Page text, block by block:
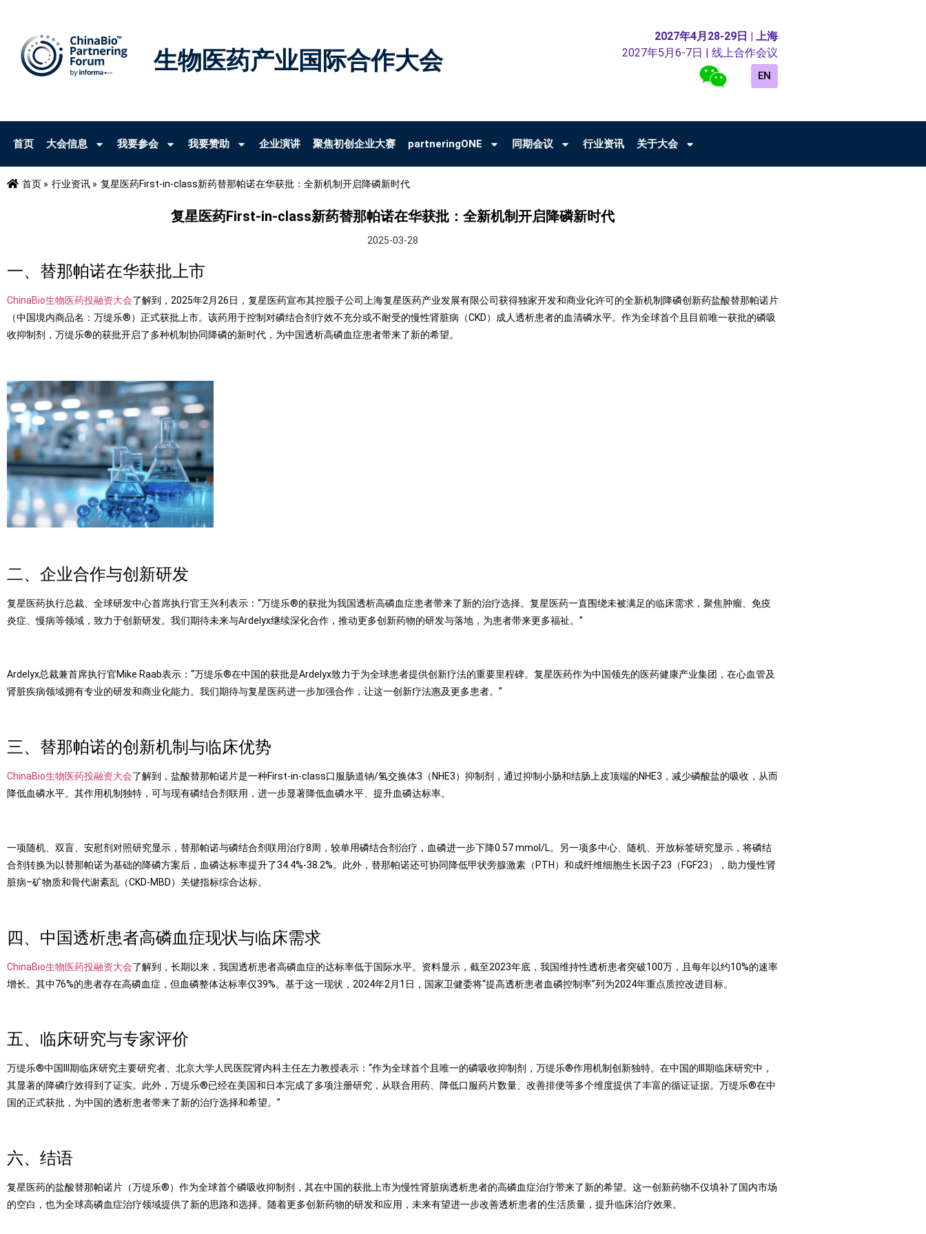
生物医药产业国际合作大会
2027年4月28-29日 | 上海
2027年5月6-7日 | 线上合作会议
EN
首页 大会信息 我要参会 我要赞助 企业演讲 聚焦初创企业大赛 partneringONE 同期会议 行业资讯 关于大会
首页 » 行业资讯 » 复星医药First-in-class新药替那帕诺在华获批：全新机制开启降磷新时代
复星医药First-in-class新药替那帕诺在华获批：全新机制开启降磷新时代
2025-03-28
一、替那帕诺在华获批上市
ChinaBio生物医药投融资大会了解到， 2025年2 月 26日，复星医药宣布其控股子公司上海复星医药产业发展有限公司获得独家开发和商业化许可的全新机制降磷创新药盐酸替那帕诺片
（中国境内商品名：万缇乐®）正式获批上市。该药用于控制对磷结合剂疗效不充分或不耐受的慢性肾脏病（CKD）成人透析患者的血清磷水平。作为全球首个且目前唯一获批的磷吸
收抑制剂，万缇乐®的获批开启了多种机制协同降磷的新时代，为中国透析高磷血症患者带来了新的希望。
二、企业合作与创新研发
复星医药执行总裁、全球研发中心首席执行官王兴利表示： “万缇乐®的获批为我国透析高磷血症患者带来了新的治疗选择。复星医药一直围绕未被满足的临床需求，聚焦肿瘤、免疫
炎症、慢病等领域，致力于创新研发。我们期待未来与Ardelyx继续深化合作，推动更多创新药物的研发与落地，为患者带来更多福祉。 ”
Ardelyx总裁兼首席执行官Mike Raab表示： “万缇乐®在中国的获批是Ardelyx致力于为全球患者提供创新疗法的重要里程碑。复星医药作为中国领先的医药健康产业集团，在心血管及
肾脏疾病领域拥有专业的研发和商业化能力。我们期待与复星医药进一步加强合作，让这一创新疗法惠及更多患者。 ”
三、替那帕诺的创新机制与临床优势
ChinaBio生物医药投融资大会了解到，盐酸替那帕诺片是一种First-in-class口服肠道钠/氢交换体3 （ NHE3）抑制剂，通过抑制小肠和结肠上皮顶端的NHE3 ，减少磷酸盐的吸收，从而
降低血磷水平。其作用机制独特，可与现有磷结合剂联用，进一步显著降低血磷水平、提升血磷达标率。
一项随机、双盲、安慰剂对照研究显示，替那帕诺与磷结合剂联用治疗8周，较单用磷结合剂治疗，血磷进一步下降0.57 mmol/L。另一项多中心、随机、开放标签研究显示，将磷结
合剂转换为以替那帕诺为基础的降磷方案后，血磷达标率提升了34.4%-38.2%。此外，替那帕诺还可协同降低甲状旁腺激素（ PTH ）和成纤维细胞生长因子23 （ FGF23），助力慢性肾
脏病–矿物质和骨代谢紊乱（CKD-MBD）关键指标综合达标。
四、中国透析患者高磷血症现状与临床需求
ChinaBio生物医药投融资大会了解到，长期以来，我国透析患者高磷血症的达标率低于国际水平。资料显示，截至2023年底，我国维持性透析患者突破100万，且每年以约10%的速率
增长。其中76%的患者存在高磷血症，但血磷整体达标率仅39%。基于这一现状， 2024年2 月 1 日，国家卫健委将“提高透析患者血磷控制率”列为2024年重点质控改进目标。
五、临床研究与专家评价
万缇乐®中国 期临床研究主要研究者、北京大学人民医院肾内科主任左力教授表示： “作为全球首个且唯一的磷吸收抑制剂，万缇乐®作用机制创新独特。在中国的
期临床研究中，
其显著的降磷疗效得到了证实。此外，万缇乐®已经在美国和日本完成了多项注册研究，从联合用药、降低口服药片数量、改善排便等多个维度提供了丰富的循证证据。万缇乐®在中
国的正式获批，为中国的透析患者带来了新的治疗选择和希望。 ”
六、结语
复星医药的盐酸替那帕诺片（万缇乐®）作为全球首个磷吸收抑制剂，其在中国的获批上市为慢性肾脏病透析患者的高磷血症治疗带来了新的希望。这一创新药物不仅填补了国内市场
的空白，也为全球高磷血症治疗领域提供了新的思路和选择。随着更多创新药物的研发和应用，未来有望进一步改善透析患者的生活质量，提升临床治疗效果。